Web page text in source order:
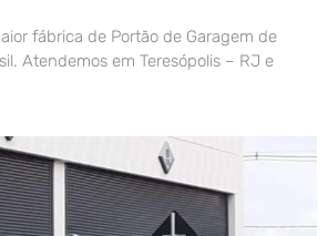
fábrica de Portão de Garagem de
Atendemos em Teresópolis – RJ e